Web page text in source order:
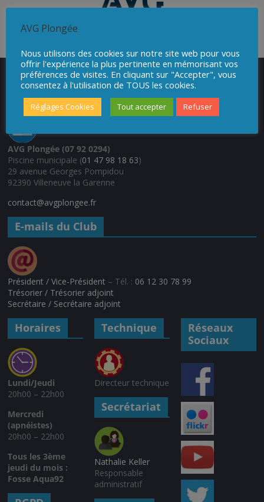
AVG Plongée (07 92 0294)
Piscine municipale (01 47 98 18 63)
29 avenue Georges Pompidou
92390 Villeneuve la Garenne
contact@avgplongee.fr
E-mails du Club
Président / Vice-Président – Tél. : 06 12 30 78 99
Trésorier / Trésorier adjoint
Secrétaire / Secrétaire adjoint
Horaires
Lundi/Jeudi
20h00 – 22h00
Mercredi
(apnéistes)
20h00 – 22h00
Tous les 3ème
jeudi du mois :
Fosse Aqua92
Technique
Directeur technique
Secrétariat
Nathalie Keller
Responsable
administratif
Réseaux
Sociaux
AVG Plongée
Nous utilisons des cookies sur notre site web pour vous
offrir l'expérience la plus pertinente en mémorisant vos
préférences de visites. En cliquant sur "Accepter", vous
consentez à l'utilisation de TOUS les cookies.
Réglages Cookies Tout accepter Refuser